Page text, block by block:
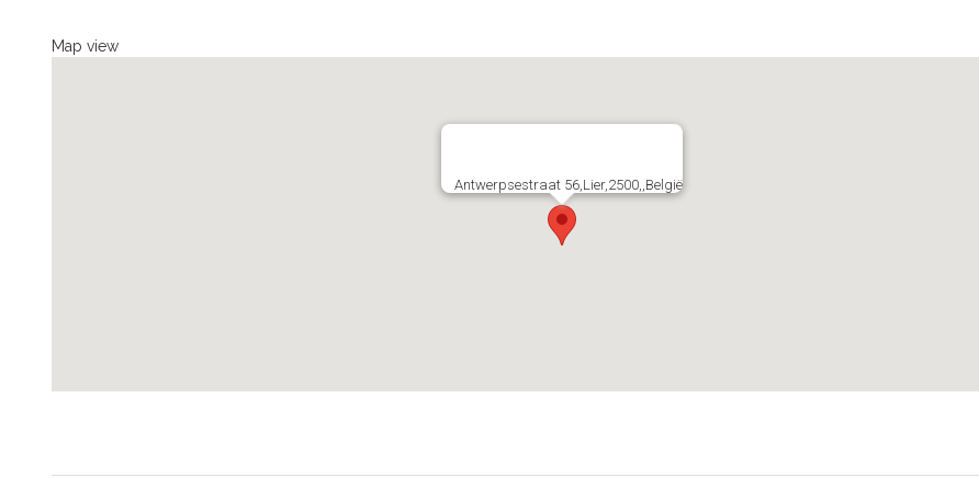
Map view
Antwerpsestraat 56,Lier,2500,,België